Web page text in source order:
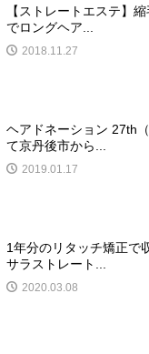
【ストレートエステ】
でロングヘア...
2018.11.27
ヘアドネーション 27th
て京丹後市から...
2019.01.17
1年分のリタッチ矯正で
サラストレート...
2020.03.08